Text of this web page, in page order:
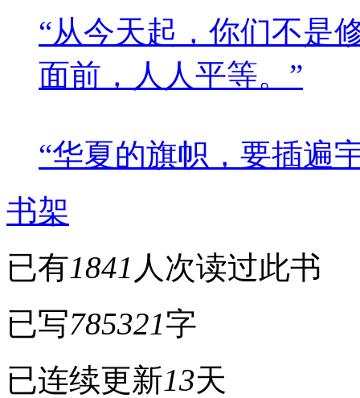
“从今天起，你们不是
面前，人人平等。”
“华夏的旗帜，要插遍
书架
已有1841 人次读过此书
已写785321字
已连续更新13天